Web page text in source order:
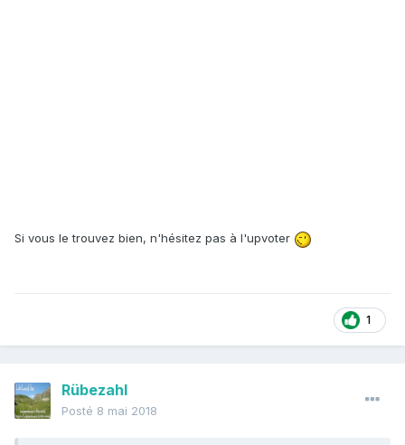
Si vous le trouvez bien, n'hésitez pas à l'upvoter
1
Rübezahl
Posté 8 mai 2018